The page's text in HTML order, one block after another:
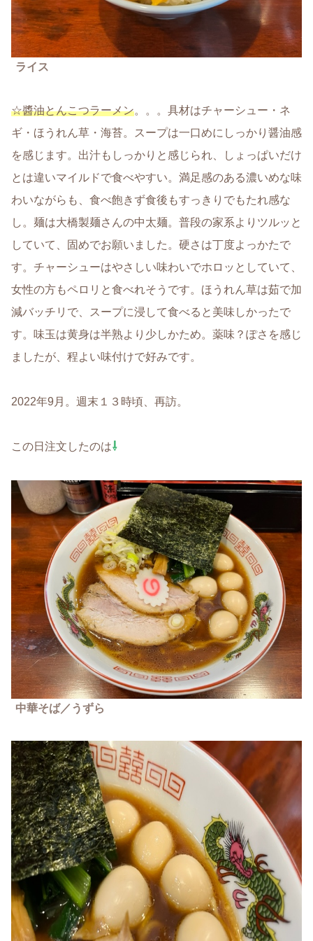
ライス
☆醬油とんこつラーメン。。。具材はチャーシュー・ネ
ギ・ほうれん草・海苔。スープは一口めにしっかり醤油感
を感じます。出汁もしっかりと感じられ、しょっぱいだけ
とは違いマイルドで食べやすい。満足感のある濃いめな味
わいながらも、食べ飽きず食後もすっきりでもたれ感な
し。麺は大橋製麺さんの中太麺。普段の家系よりツルッと
していて、固めでお願いました。硬さは丁度よっかたで
す。チャーシューはやさしい味わいでホロッとしていて、
女性の方もペロリと食べれそうです。ほうれん草は茹で加
減バッチリで、スープに浸して食べると美味しかったで
す。味玉は黄身は半熟より少しかため。薬味？ぽさを感じ
ましたが、程よい味付けで好みです。
2022年9月。週末１３時頃、再訪。
この日注文したのは⇩
中華そば／うずら